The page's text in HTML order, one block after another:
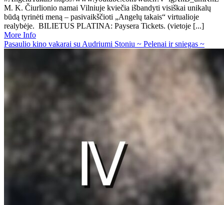
M. K. Čiurlionio namai Vilniuje kviečia išbandyti visiškai unikalų
būdą tyrinėti meną – pasivaikščioti „Angelų takais“ virtualioje
realybėje. BILIETUS PLATINA: Paysera Tickets. (vietoje [...]
More Info
Pasaulio kino vakarai su Audriumi Stoniu ~ Pelenai ir sniegas ~